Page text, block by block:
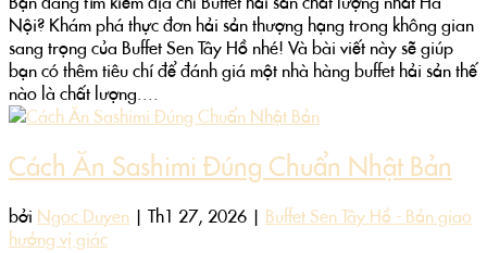
Nội? Khám phá thực đơn hải sản thượng hạng trong không gian
sang trọng của Buffet Sen Tây Hồ nhé! Và bài viết này sẽ giúp
bạn có thêm tiêu chí để đánh giá một nhà hàng buffet hải sản thế
nào là chất lượng....
Cách Ăn Sashimi Đúng Chuẩn Nhật Bản
bởi Ngoc Duyen | Th1 27, 2026 | Buffet Sen Tây Hồ - Bản giao
hưởng vị giác